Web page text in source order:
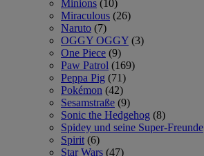
Minions (10)
Miraculous (26)
Naruto (7)
OGGY OGGY (3)
One Piece (9)
Paw Patrol (169)
Peppa Pig (71)
Pokémon (42)
Sesamstraße (9)
Sonic the Hedgehog (8)
Spidey und seine Super-Freunde
Spirit (6)
Star Wars (47)